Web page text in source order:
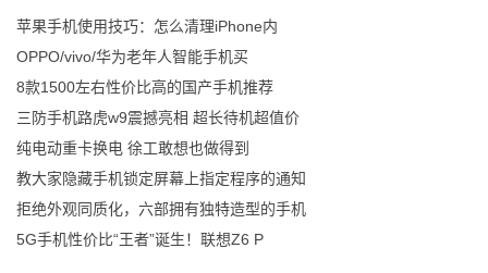
苹果手机使用技巧：怎么清理iPhone内
OPPO/vivo/华为老年人智能手机买
8款1500左右性价比高的国产手机推荐
三防手机路虎w9震撼亮相 超长待机超值价
纯电动重卡换电 徐工敢想也做得到
教大家隐藏手机锁定屏幕上指定程序的通知
拒绝外观同质化，六部拥有独特造型的手机
5G手机性价比“王者”诞生！联想Z6 P